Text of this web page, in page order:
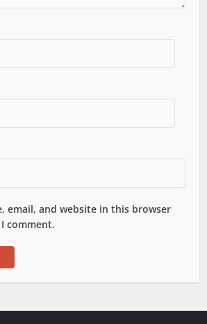
email, and website in this browser
comment.